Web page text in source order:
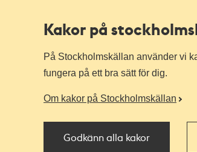
Kakor på
På Stockholmskällan använder vi
fungera på ett bra sätt för dig.
Om kakor på Stockholmskällan
Godkänn alla kakor